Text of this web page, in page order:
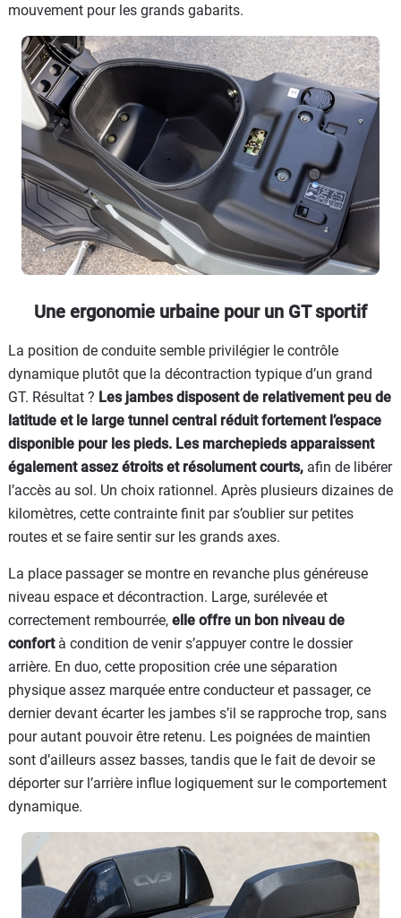
mouvement pour les grands gabarits.
Une ergonomie urbaine pour un GT sportif
La position de conduite semble privilégier le contrôle
dynamique plutôt que la décontraction typique d’un grand
GT. Résultat ? Les jambes disposent de relativement peu de
latitude et le large tunnel central réduit fortement l’espace
disponible pour les pieds. Les marchepieds apparaissent
également assez étroits et résolument courts, afin de libérer
l’accès au sol. Un choix rationnel. Après plusieurs dizaines de
kilomètres, cette contrainte finit par s’oublier sur petites
routes et se faire sentir sur les grands axes.
La place passager se montre en revanche plus généreuse
niveau espace et décontraction. Large, surélevée et
correctement rembourrée, elle offre un bon niveau de
confort à condition de venir s’appuyer contre le dossier
arrière. En duo, cette proposition crée une séparation
physique assez marquée entre conducteur et passager, ce
dernier devant écarter les jambes s’il se rapproche trop, sans
pour autant pouvoir être retenu. Les poignées de maintien
sont d’ailleurs assez basses, tandis que le fait de devoir se
déporter sur l’arrière influe logiquement sur le comportement
dynamique.